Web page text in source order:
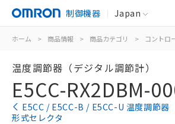
制御機器 Japan
ホーム > 商品情報 > 商品カテゴリ > コントロ
温度調節器（デジタル調節計）
E5CC-RX2DBM-
E5CC / E5CC-B / E5CC-U 温度調節器
形式セレクタ